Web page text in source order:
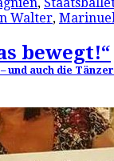
Walter,
bewegt!“
und auch die